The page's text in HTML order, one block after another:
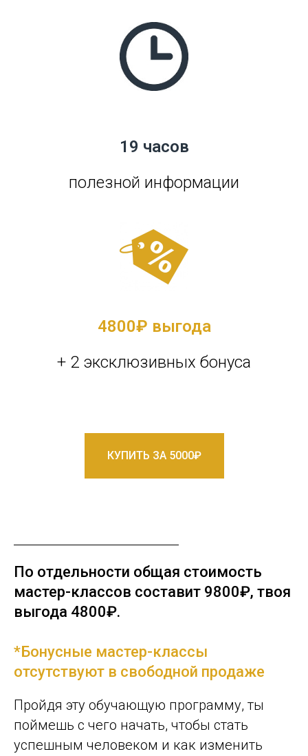
19 часов
полезной информации
4800₽ выгода
+ 2 эксклюзивных бонуса
КУПИТЬ ЗА 5000₽
По отдельности общая стоимость
мастер-классов составит 9800₽, твоя
выгода 4800₽.
*Бонусные мастер-классы
отсутствуют в свободной продаже
Пройдя эту обучающую программу, ты
поймешь с чего начать, чтобы стать
успешным человеком и как изменить